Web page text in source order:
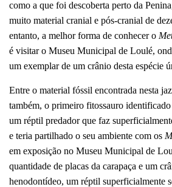
como a que foi descoberta perto da
muito material cranial e pós-cranial de
entanto, a melhor forma de conhecer o
é visitar o Museu Municipal de Loulé,
um exemplar de um crânio desta espécie
Entre o material fóssil encontrada nesta
também, o primeiro fitossauro
um réptil predador que faz
e teria partilhado o seu ambiente com os
em exposição no Museu Municipal de
quantidade de placas da carapaça e um
henodontídeo, um réptil superficialmente